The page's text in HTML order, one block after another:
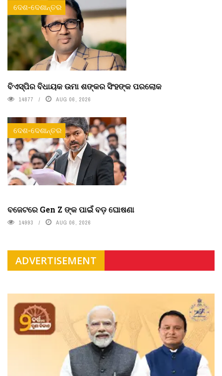
ଦେଶ-ଦେଶାନ୍ତର
ବିଏସ୍‌ପିର ବିଧାୟକ ଉମା ଶଙ୍କର ସିଂହଙ୍କ ପରଲୋକ
14877 AUG 06, 2026
ଦେଶ-ଦେଶାନ୍ତର
ବଜେଟରେ Gen Z ଙ୍କ ପାଇଁ ବଡ଼ ଘୋଷଣା
14993 AUG 06, 2026
ADVERTISEMENT